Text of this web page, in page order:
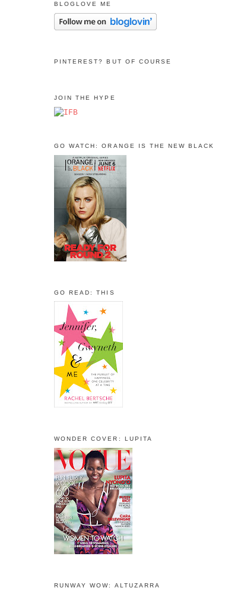
BLOGLOVE ME
PINTEREST? BUT OF COURSE
JOIN THE HYPE
GO WATCH: ORANGE IS THE NEW BLACK
GO READ: THIS
WONDER COVER: LUPITA
RUNWAY WOW: ALTUZARRA